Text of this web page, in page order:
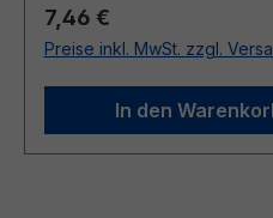
Regulärer Preis:
7,46 €
Preise inkl. MwSt. zzgl.
In den